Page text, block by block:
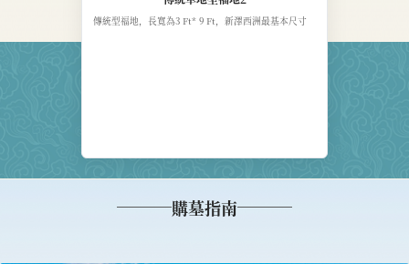
傳統型福地，長寬為3 Ft* 9 Ft，新澤西洲最基本尺寸
購墓指南